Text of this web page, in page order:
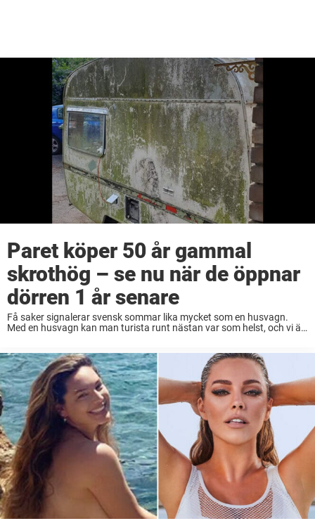
Paret köper 50 år gammal
skrothög – se nu när de öppnar
dörren 1 år senare
Få saker signalerar svensk sommar lika mycket som en husvagn.
Med en husvagn kan man turista runt nästan var som helst, och vi är